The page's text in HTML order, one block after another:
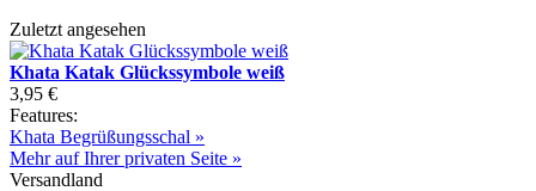
Zuletzt angesehen
Khata Katak Glückssymbole weiß
3,95 €
Features:
Khata Begrüßungsschal »
Mehr auf Ihrer privaten Seite »
Versandland